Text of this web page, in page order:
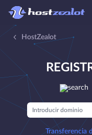
HostZealot
Transferencia